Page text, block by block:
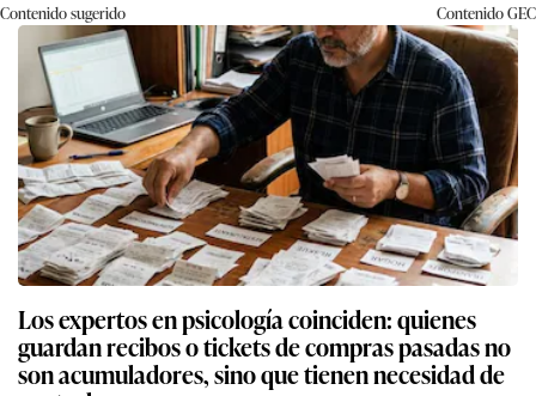
Contenido sugerido ContenidoGEC
Los expertos en psicología coinciden: quienes
guardan recibos o tickets de compras pasadas no
son acumuladores, sino que tienen necesidad de